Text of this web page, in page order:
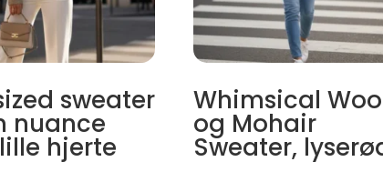
sweater
nuance
hjerte
Whimsical
og Mohair
Sweater,